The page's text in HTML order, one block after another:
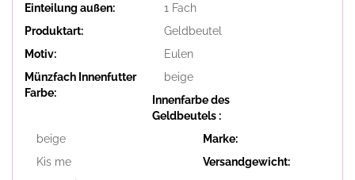
Einteilung außen:
1 Fach
Produktart:
Geldbeutel
Motiv:
Eulen
Münzfach Innenfutter
Farbe:
beige
Innenfarbe des
Geldbeutels :
beige
Marke:
Kis me
Versandgewicht: